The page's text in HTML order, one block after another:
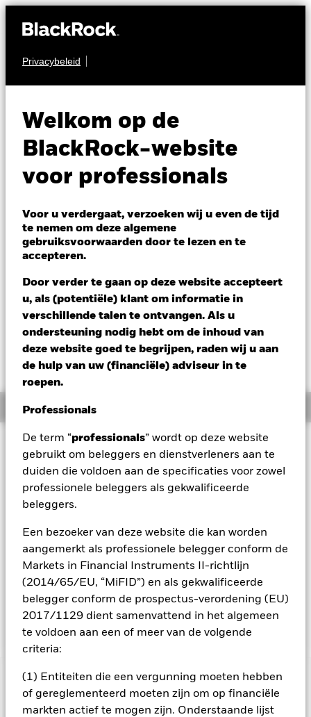
Privacybeleid
Welkom op de
BlackRock-website
voor professionals
Voor u verdergaat, verzoeken wij u even de tijd
te nemen om deze algemene
gebruiksvoorwaarden door te lezen en te
accepteren.
Door verder te gaan op deze website accepteert
u, als (potentiële) klant om informatie in
verschillende talen te ontvangen. Als u
ondersteuning nodig hebt om de inhoud van
deze website goed te begrijpen, raden wij u aan
de hulp van uw (financiële) adviseur in te
roepen.
Professionals
De term “professionals” wordt op deze website
gebruikt om beleggers en dienstverleners aan te
duiden die voldoen aan de specificaties voor zowel
professionele beleggers als gekwalificeerde
beleggers.
Een bezoeker van deze website die kan worden
aangemerkt als professionele belegger conform de
Markets in Financial Instruments II-richtlijn
(2014/65/EU, “MiFID”) en als gekwalificeerde
belegger conform de prospectus-verordening (EU)
2017/1129 dient samenvattend in het algemeen
te voldoen aan een of meer van de volgende
criteria:
(1) Entiteiten die een vergunning moeten hebben
of gereglementeerd moeten zijn om op financiële
markten actief te mogen zijn. Onderstaande lijst
OBLIGATIES
Bond Fund
NAV per 07/aug/2026
USD 8,77
Verandering NAV 1 dag per 07/aug/2026
USD 0,01 (0,11%)
Morningstar Rating
Overzicht
Beleggingsdoel
belegging via een combinatie van kapitaalgroei en
opbrengsten uit de activa van het Fonds. Het Fonds belegt
ten minste 70% van zijn totale activa in vastrentende
uitgegeven door overheden, semioverheidsinstellingen of
bedrijven gevestigd, of voornamelijk economisch actief, in de
regio Azië-Pacific. Het Fonds kan beleggen in het volledige
scala aan vastrentende effecten, waaronder beleggingen
met een relatief lage of zonder kredietrating. Hiertoe behoren
obligaties en geldmarktinstrumenten (d.w.z. schuldeffecten
met een korte looptijd).
BELANGRIJKE GEGEVENS: Kapitaalrisico.De waarde en
het rendement van beleggingen kunnen dalen en stijgen, en
zijn niet gegarandeerd. Beleggers verliezen mogelijk hun